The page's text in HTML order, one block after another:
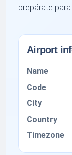
prepárate
Airport
Name
Code
City
Country
Timezone